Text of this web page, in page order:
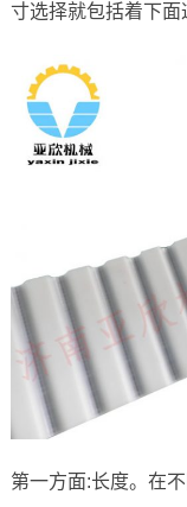
寸选择就包括着下面
第一方面:长度。在